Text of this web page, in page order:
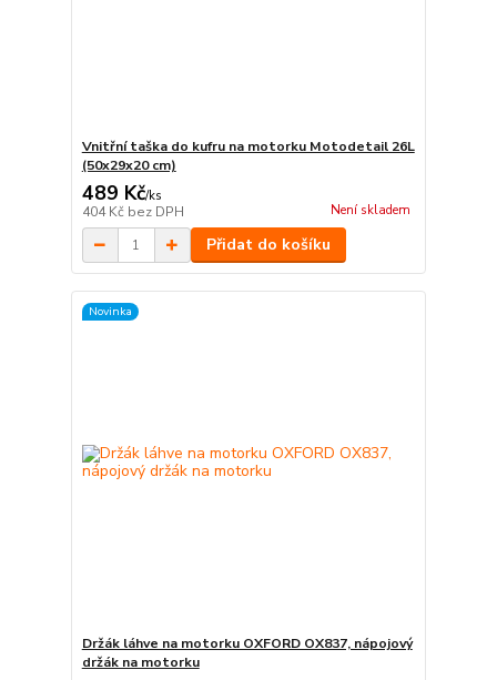
Vnitřní taška do kufru na motorku Motodetail 26L
(50x29x20 cm)
489 Kč/ks
404 Kč bez DPH Není skladem
Přidat do košíku
Novinka
Držák láhve na motorku OXFORD OX837, nápojový
držák na motorku